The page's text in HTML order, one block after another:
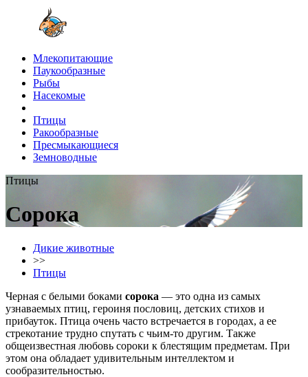
Млекопитающие
Паукообразные
Рыбы
Насекомые
Птицы
Ракообразные
Пресмыкающиеся
Земноводные
Птицы
Сорока
Дикие животные
>>
Птицы
Черная с белыми боками сорока — это одна из самых
узнаваемых птиц, героиня пословиц, детских стихов и
прибауток. Птица очень часто встречается в городах, а ее
стрекотание трудно спутать с чьим-то другим. Также
общеизвестная любовь сороки к блестящим предметам. При
этом она обладает удивительным интеллектом и
сообразительностью.